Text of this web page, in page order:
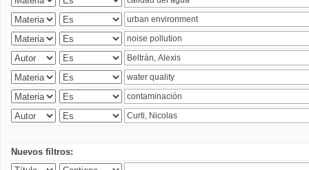
Nuevos filtros: